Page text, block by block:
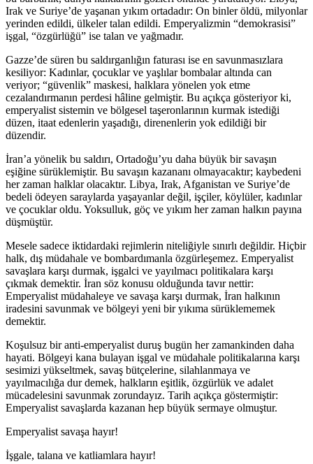
Irak ve Suriye’de yaşanan yıkım ortadadır: On binler öldü, milyonlar
yerinden edildi, ülkeler talan edildi. Emperyalizmin “demokrasisi”
işgal, “özgürlüğü” ise talan ve yağmadır.
Gazze’de süren bu saldırganlığın faturası ise en savunmasızlara
kesiliyor: Kadınlar, çocuklar ve yaşlılar bombalar altında can
veriyor; “güvenlik” maskesi, halklara yönelen yok etme
cezalandırmanın perdesi hâline gelmiştir. Bu açıkça gösteriyor ki,
emperyalist sistemin ve bölgesel taşeronlarının kurmak istediği
düzen, itaat edenlerin yaşadığı, direnenlerin yok edildiği bir
düzendir.
İran’a yönelik bu saldırı, Ortadoğu’yu daha büyük bir savaşın
eşiğine sürüklemiştir. Bu savaşın kazananı olmayacaktır; kaybedeni
her zaman halklar olacaktır. Libya, Irak, Afganistan ve Suriye’de
bedeli ödeyen saraylarda yaşayanlar değil, işçiler, köylüler, kadınlar
ve çocuklar oldu. Yoksulluk, göç ve yıkım her zaman halkın payına
düşmüştür.
Mesele sadece iktidardaki rejimlerin niteliğiyle sınırlı değildir. Hiçbir
halk, dış müdahale ve bombardımanla özgürleşemez. Emperyalist
savaşlara karşı durmak, işgalci ve yayılmacı politikalara karşı
çıkmak demektir. İran söz konusu olduğunda tavır nettir:
Emperyalist müdahaleye ve savaşa karşı durmak, İran halkının
iradesini savunmak ve bölgeyi yeni bir yıkıma sürüklememek
demektir.
Koşulsuz bir anti-emperyalist duruş bugün her zamankinden daha
hayati. Bölgeyi kana bulayan işgal ve müdahale politikalarına karşı
sesimizi yükseltmek, savaş bütçelerine, silahlanmaya ve
yayılmacılığa dur demek, halkların eşitlik, özgürlük ve adalet
mücadelesini savunmak zorundayız. Tarih açıkça göstermiştir:
Emperyalist savaşlarda kazanan hep büyük sermaye olmuştur.
Emperyalist savaşa hayır!
İşgale, talana ve katliamlara hayır!